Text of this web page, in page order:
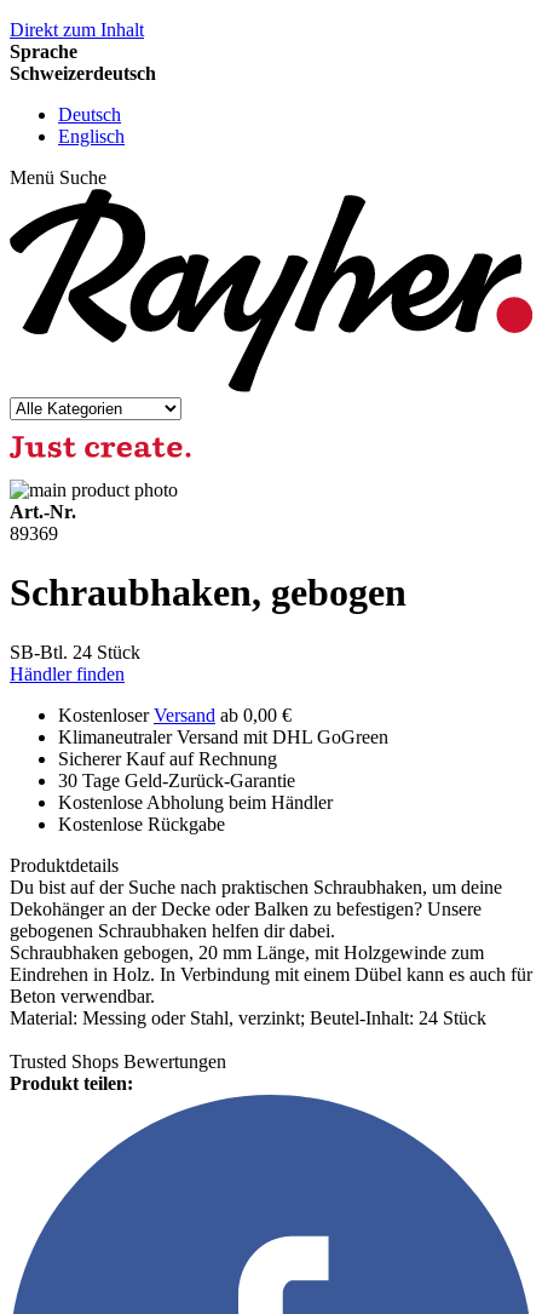
Direkt zum Inhalt
Sprache
Schweizerdeutsch
Deutsch
Englisch
Menü Suche
Art.-Nr.
89369
Schraubhaken, gebogen
SB-Btl. 24 Stück
Händler finden
KostenloserVersand ab 0,00 €
Klimaneutraler Versand mit DHL GoGreen
Sicherer Kauf auf Rechnung
30 Tage Geld-Zurück-Garantie
Kostenlose Abholung beim Händler
Kostenlose Rückgabe
Produktdetails
Du bist auf der Suche nach praktischen Schraubhaken, um deine
Dekohänger an der Decke oder Balken zu befestigen? Unsere
gebogenen Schraubhaken helfen dir dabei.
Schraubhaken gebogen, 20 mm Länge, mit Holzgewinde zum
Eindrehen in Holz. In Verbindung mit einem Dübel kann es auch für
Beton verwendbar.
Material: Messing oder Stahl, verzinkt; Beutel-Inhalt: 24 Stück
Trusted Shops Bewertungen
Produkt teilen: